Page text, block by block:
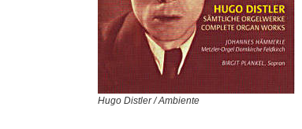
Hugo Distler / Ambiente